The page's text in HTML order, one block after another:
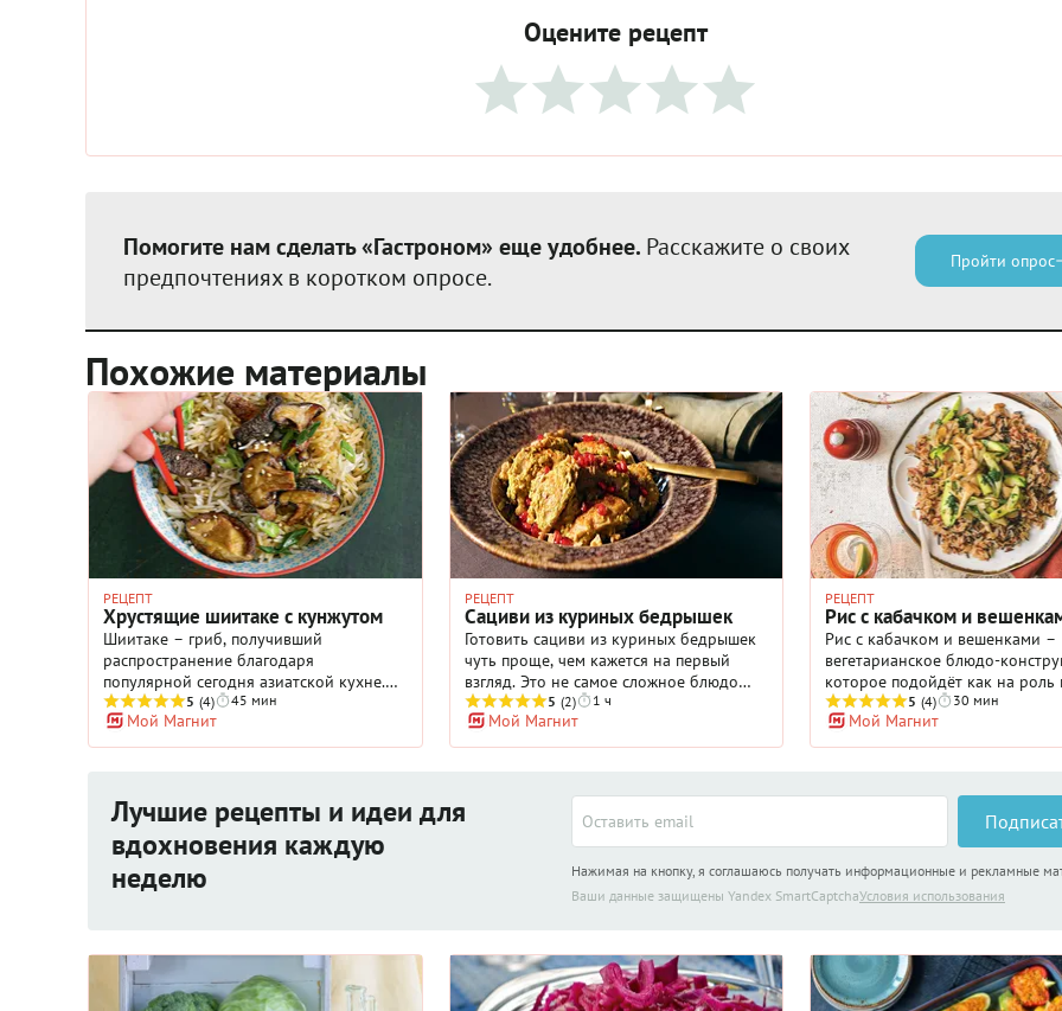
Оцените рецепт
Помогите нам сделать «Гастроном» еще удобнее. Расскажите о своих
предпочтениях в коротком опросе.
Пройти опрос
Похожие материалы
РЕЦЕПТ
Хрустящие шиитаке с кунжутом
Шиитаке – гриб, получивший
распространение благодаря
популярной сегодня азиатской кухне.
Другие названия: ши-итаке, сиитакэ,
черный гриб, гриб-женшень. Последнее
говорит о том, что гриб обладает таким
императоры пили отвар из шиитакЕ,
считая, что он продлевает молодость.
5 (4) 45 мин
Мой Магнит
РЕЦЕПТ
Сациви из куриных бедрышек
Готовить сациви из куриных бедрышек
чуть проще, чем кажется на первый
взгляд. Это не самое сложное блюдо
грузинской кухни, но определенно
относится к тем, что нужно обязательно
попробовать. В Грузии сациви называют
него, к слову, допускаются индейка,
гусь, утка и даже рыба. Большое
количество грецких орехов — то, что
отличает этот соус от других. Специи
могут быть разные, но кинза тут
также подать с баклажанами, им пряная
ореховая смесь идет не меньше, чем
птице.
5 (2) 1 ч
Мой Магнит
РЕЦЕПТ
Рис с кабачком и
Рис с кабачком и вешенками –
вегетарианское блюдо-
которое подойдёт как на роль
так и на роль самостоятельного
горячего для вашего обеда и
Такие блюда хороши
гречкой. Вместо кабачка и
возьмите, например, сладкий
шампиньоны, добавьте
зелёный горошек или кукурузу.
оно тоже может быть любым,
подсолнечным, но и
тыквенным и даже кокосовым.
5 (4) 30 мин
Мой Магнит
Лучшие рецепты и идеи для
вдохновения каждую
неделю
Нажимая на кнопку, я соглашаюсь получать информационные и рекламные
Ваши данные защищены Yandex SmartCaptchaУсловия использования